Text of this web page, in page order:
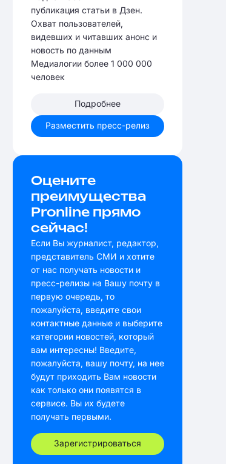
публикация статьи в Дзен.
Охват пользователей,
видевших и читавших анонс и
новость по данным
Медиалогии более 1 000 000
человек
Подробнее
Разместить пресс-релиз
Оцените
преимущества
Pronline прямо
сейчас!
Если Вы журналист, редактор,
представитель СМИ и хотите
от нас получать новости и
пресс-релизы на Вашу почту в
первую очередь, то
пожалуйста, введите свои
контактные данные и выберите
категории новостей, который
вам интересны! Введите,
пожалуйста, вашу почту, на нее
будут приходить Вам новости
как только они появятся в
сервисе. Вы их будете
получать первыми.
Зарегистрироваться